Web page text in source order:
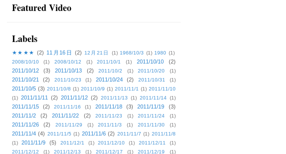
Featured Video
Labels
★★★★ (2) 11月16日 (2) 12月21日 (1) 1968/10/3 (1) 1980 (1)
2008/10/10
(1) 2008/10/12 (1) 2011/10/1 (1) 2011/10/10
(2)
2011/10/12
(3) 2011/10/13 (2) 2011/10/2 (1) 2011/10/20 (1)
2011/10/21 (2) 2011/10/23 (1) 2011/10/24 (2) 2011/10/31 (1)
2011/10/5 (3) 2011/10/8 (1) 2011/10/9 (1) 2011/11/1 (1) 2011/11/10
(1) 2011/11/11 (2) 2011/11/12 (2) 2011/11/13 (1) 2011/11/14 (1)
2011/11/15 (2) 2011/11/16 (1) 2011/11/18 (3) 2011/11/19
(3)
2011/11/2
(2) 2011/11/22 (2) 2011/11/23 (1) 2011/11/24 (1)
2011/11/26 (2) 2011/11/29 (1) 2011/11/3 (1) 2011/11/30 (1)
2011/11/4 (4) 2011/11/5 (1) 2011/11/6 (2) 2011/11/7 (1) 2011/11/8
(1)
2011/11/9 (5) 2011/12/1 (1) 2011/12/10 (1) 2011/12/11
(1)
2011/12/12
(1) 2011/12/13 (1) 2011/12/17 (1) 2011/12/19
(1)